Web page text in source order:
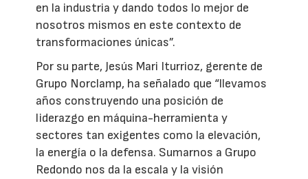
en la industria y dando todos lo mejor de
nosotros mismos en este contexto de
transformaciones únicas”.
Por su parte, Jesús Mari Iturrioz, gerente de
Grupo Norclamp, ha señalado que “llevamos
años construyendo una posición de
liderazgo en máquina-herramienta y
sectores tan exigentes como la elevación,
la energía o la defensa. Sumarnos a Grupo
Redondo nos da la escala y la visión